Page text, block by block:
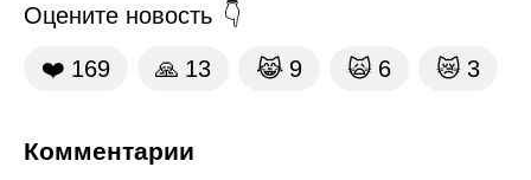
Оцените новость
❤️ 169 🙏 13 😹 9 🙀 6 😿 3
Комментарии